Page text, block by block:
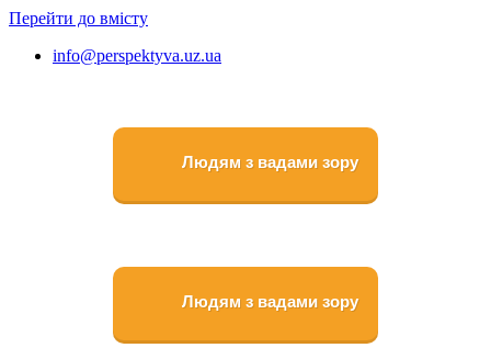
Перейти до вмісту
info@perspektyva.uz.ua
Людям з вадами зору
Людям з вадами зору